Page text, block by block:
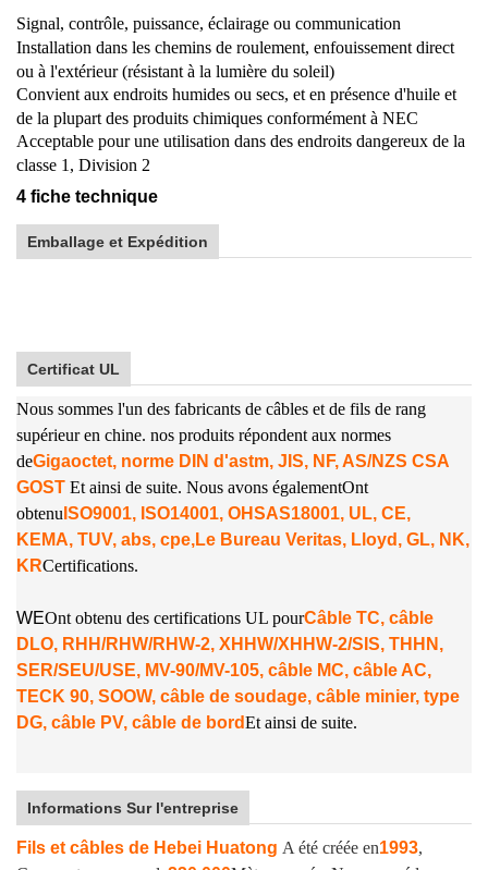
Signal, contrôle, puissance, éclairage ou communication
Installation dans les chemins de roulement, enfouissement direct
ou à l'extérieur (résistant à la lumière du soleil)
Convient aux endroits humides ou secs, et en présence d'huile et
de la plupart des produits chimiques conformément à NEC
Acceptable pour une utilisation dans des endroits dangereux de la
classe 1, Division 2
4 fiche technique
Emballage et Expédition
Certificat UL
Nous sommes l'un des fabricants de câbles et de fils de rang
supérieur en chine. nos produits répondent aux normes
deGigaoctet, norme DIN d'astm, JIS, NF, AS/NZS CSA
GOST Et ainsi de suite. Nous avons égalementOnt
obtenu ISO9001, ISO14001, OHSAS18001, UL, CE,
KEMA, TUV, abs, cpe,Le Bureau Veritas, Lloyd, GL, NK,
KRCertifications.
WEOnt obtenu des certifications UL pourCâble TC, câble
DLO, RHH/RHW/RHW-2, XHHW/XHHW-2/SIS, THHN,
SER/SEU/USE, MV-90/MV-105, câble MC, câble AC,
TECK 90, SOOW, câble de soudage, câble minier, type
DG, câble PV, câble de bordEt ainsi de suite.
Informations Sur l'entreprise
Fils et câbles de Hebei Huatong A été créée en1993,